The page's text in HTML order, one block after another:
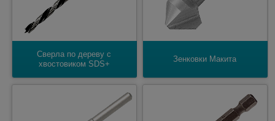
Cверла по дереву с
хвостовиком SDS+
Зенковки Макита